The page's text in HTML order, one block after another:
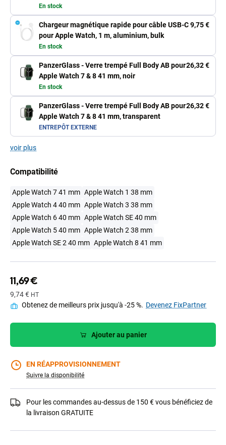
En stock
Chargeur magnétique rapide pour câble USB-C
pour Apple Watch, 1 m, aluminium, bulk
9,75 €
En stock
PanzerGlass - Verre trempé Full Body AB pour
Apple Watch 7 & 8 41 mm, noir
26,32 €
En stock
PanzerGlass - Verre trempé Full Body AB pour
Apple Watch 7 & 8 41 mm, transparent
26,32 €
ENTREPÔT EXTERNE
voir plus
Compatibilité
Apple Watch 7 41 mm Apple Watch 1 38 mm
Apple Watch 4 40 mm Apple Watch 3 38 mm
Apple Watch 6 40 mm Apple Watch SE 40 mm
Apple Watch 5 40 mm Apple Watch 2 38 mm
Apple Watch SE 2 40 mm Apple Watch 8 41 mm
11,69 €
9,74 € HT
Obtenez de meilleurs prix jusqu'à -25 %. Devenez FixPartner
Ajouter au panier
EN RÉAPPROVISIONNEMENT
Suivre la disponibilité
Pour les commandes au-dessus de 150 € vous bénéficiez de
la livraison GRATUITE